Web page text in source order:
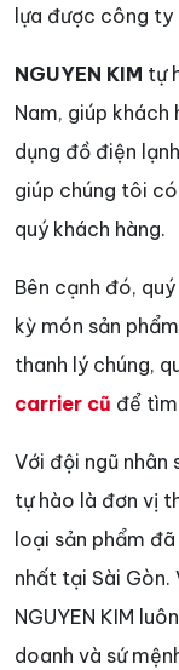
lựa được công ty
NGUYEN KIM tự
Nam, giúp
dụng đồ điện
giúp chúng tôi
quý khách hàng.
Bên cạnh đó,
kỳ món sản
thanh lý chúng,
carrier cũ để
Với đội ngũ nhân
tự hào là đơn vị
loại sản phẩm
nhất tại Sài Gòn.
NGUYEN KIM
doanh và sứ